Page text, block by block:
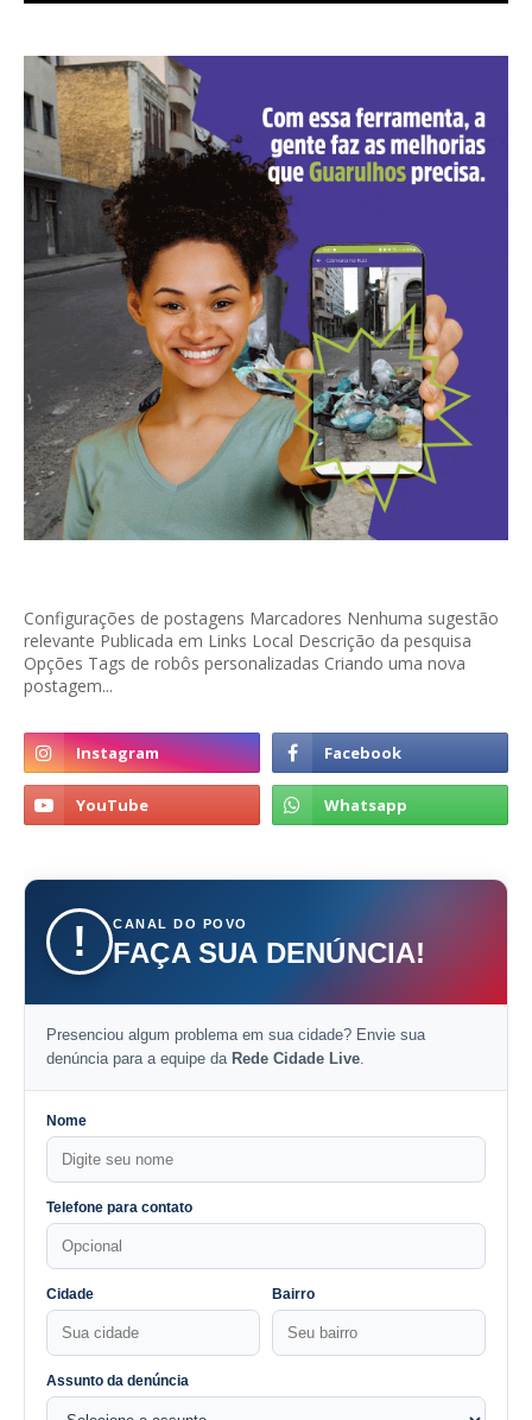
Configurações de postagens Marcadores Nenhuma sugestão
relevante Publicada em Links Local Descrição da pesquisa
Opções Tags de robôs personalizadas Criando uma nova
postagem...
! CANAL DO POVO
FAÇA SUA DENÚNCIA!
Presenciou algum problema em sua cidade? Envie sua
denúncia para a equipe da Rede Cidade Live
Nome
Telefone para contato
Cidade Bairro
Assunto da denúncia